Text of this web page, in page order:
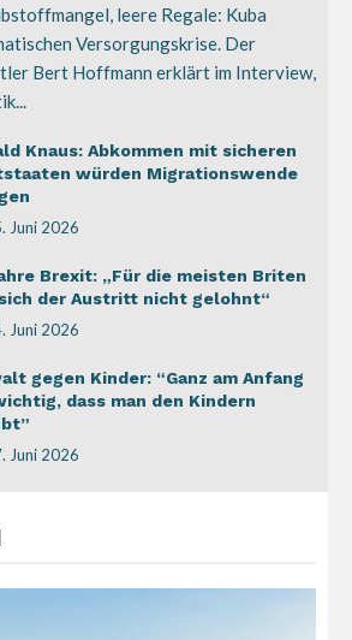
leere Regale: Kuba
Versorgungskrise. Der
Bert Hoffmann erklärt im Interview,
Knaus: Abkommen mit sicheren
würden Migrationswende
Juni 2026
Brexit: „Für die meisten Briten
der Austritt nicht gelohnt“
Juni 2026
gegen Kinder: “Ganz am Anfang
dass man den Kindern
Juni 2026